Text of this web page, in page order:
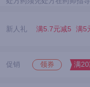
新人礼 满5.7元减5 满5
促销 领券 满